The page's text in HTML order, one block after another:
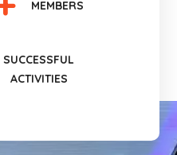
MEMBERS
SUCCESSFUL
ACTIVITIES